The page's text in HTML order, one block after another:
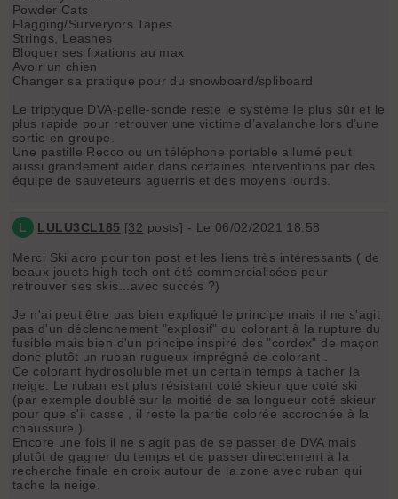
Powder Cats
Flagging/Surveryors Tapes
Strings, Leashes
Bloquer ses fixations au max
Avoir un chien
Changer sa pratique pour du snowboard/spliboard
Le triptyque DVA-pelle-sonde reste le système le plus sûr et le
plus rapide pour retrouver une victime d’avalanche lors d’une
sortie en groupe.
Une pastille Recco ou un téléphone portable allumé peut
aussi grandement aider dans certaines interventions par des
équipe de sauveteurs aguerris et des moyens lourds.
L LULU3CL185 [32 posts] - Le 06/02/2021 18:58
Merci Ski acro pour ton post et les liens très intéressants ( de
beaux jouets high tech ont été commercialisées pour
retrouver ses skis...avec succés ?)
Je n'ai peut être pas bien expliqué le principe mais il ne s'agit
pas d'un déclenchement "explosif" du colorant à la rupture du
fusible mais bien d'un principe inspiré des "cordex" de maçon
donc plutôt un ruban rugueux imprégné de colorant .
Ce colorant hydrosoluble met un certain temps à tacher la
neige. Le ruban est plus résistant coté skieur que coté ski
(par exemple doublé sur la moitié de sa longueur coté skieur
pour que s'il casse , il reste la partie colorée accrochée à la
chaussure )
Encore une fois il ne s'agit pas de se passer de DVA mais
plutôt de gagner du temps et de passer directement à la
recherche finale en croix autour de la zone avec ruban qui
tache la neige.